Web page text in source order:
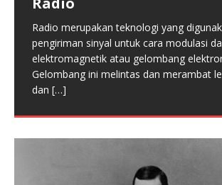
Radio merupakan teknologi yang
pengiriman sinyal untuk cara modulasi
elektromagnetik atau gelombang
Gelombang ini melintas dan merambat
dan […]
Pompa air merupakan suatu alat hasil
dan terapan, untuk mengambil air
cepat dan mudah melebihi kapasitas
pengambilan […]
Kipas Angin
Kipas Angin di gunakan untuk
dengan menggunakan teknologi. Fungsi
umumnya merupakan supaya pendingan
Penyegaran udaraa, ventilasi, pengering.
juga di
di pahami menjadi elektronik digital[…]